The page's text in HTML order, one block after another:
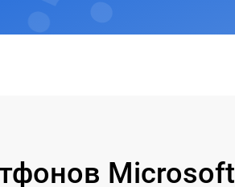
Microsoft